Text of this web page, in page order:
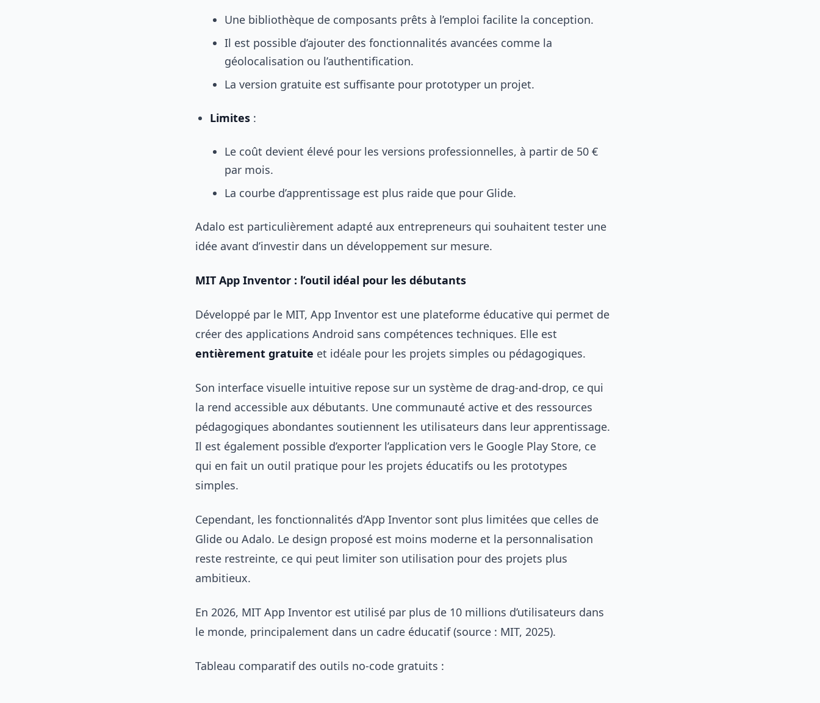
Une bibliothèque de composants prêts à l’emploi facilite la conception.
Il est possible d’ajouter des fonctionnalités avancées comme la
géolocalisation ou l’authentification.
La version gratuite est suffisante pour prototyper un projet.
Limites :
Le coût devient élevé pour les versions professionnelles, à partir de 50 €
par mois.
La courbe d’apprentissage est plus raide que pour Glide.
Adalo est particulièrement adapté aux entrepreneurs qui souhaitent tester une
idée avant d’investir dans un développement sur mesure.
MIT App Inventor : l’outil idéal pour les débutants
Développé par le MIT, App Inventor est une plateforme éducative qui permet de
créer des applications Android sans compétences techniques. Elle est
entièrement gratuite et idéale pour les projets simples ou pédagogiques.
Son interface visuelle intuitive repose sur un système de drag-and-drop, ce qui
la rend accessible aux débutants. Une communauté active et des ressources
pédagogiques abondantes soutiennent les utilisateurs dans leur apprentissage.
Il est également possible d’exporter l’application vers le Google Play Store, ce
qui en fait un outil pratique pour les projets éducatifs ou les prototypes
simples.
Cependant, les fonctionnalités d’App Inventor sont plus limitées que celles de
Glide ou Adalo. Le design proposé est moins moderne et la personnalisation
reste restreinte, ce qui peut limiter son utilisation pour des projets plus
ambitieux.
En 2026, MIT App Inventor est utilisé par plus de 10 millions d’utilisateurs dans
le monde, principalement dans un cadre éducatif (source : MIT, 2025).
Tableau comparatif des outils no-code gratuits :